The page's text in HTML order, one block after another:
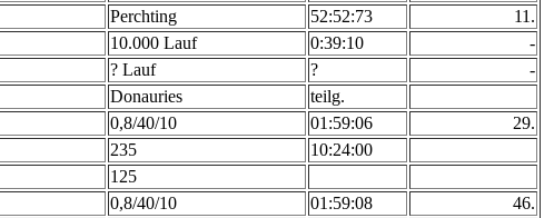
Perchting 52:52:73
11.
10.000 Lauf 0:39:10
-
? Lauf ?
-
Donauries
teilg.
0,8/40/10 01:59:06
29.
235
10:24:00
125
0,8/40/10 01:59:08
46.